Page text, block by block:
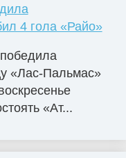
4 гола «Райо»
«Лас-Пальмас»
«Ат...